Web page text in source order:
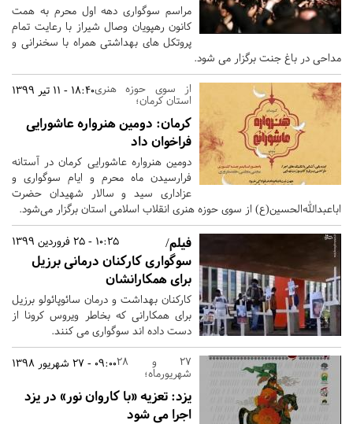
مراسم سوگواری دهه اول محرم به همت
کانون رهپویان وصال شیراز با رعایت تمام
پروتکل های بهداشتی همراه با سخنرانی و
مداحی در باغ جنت برگزار می شود.
18:40 - 11 تیر 1399از سوی حوزه هنری
استان کرمان؛
کرمان: دومین هنرواره عاشورایی
فراخوان داد
دومین هنرواره عاشورایی کرمان در آستانه
فرارسیدن ماه محرم و ایام سوگواری و
عزاداری سید و سالار شهیدان حضرت
اباعبدالله‌الحسین(ع) از سوی حوزه هنری انقلاب اسلامی استان برگزار می‌شود.
10:25 - 25 فروردین 1399
فیلم/
سوگواری کارکنان درمانی برزیل
برای همکارانشان
کارکنان بهداشت و درمان سائوپائولو برزیل
برای همکارانی که بخاطر ویروس کرونا از
دست داده اند سوگواری می کنند.
09:00 - 27 شهریور 139827 و 28
شهریورماه؛
یزد: تعزیه «با کاروان نور» در یزد
اجرا می شود